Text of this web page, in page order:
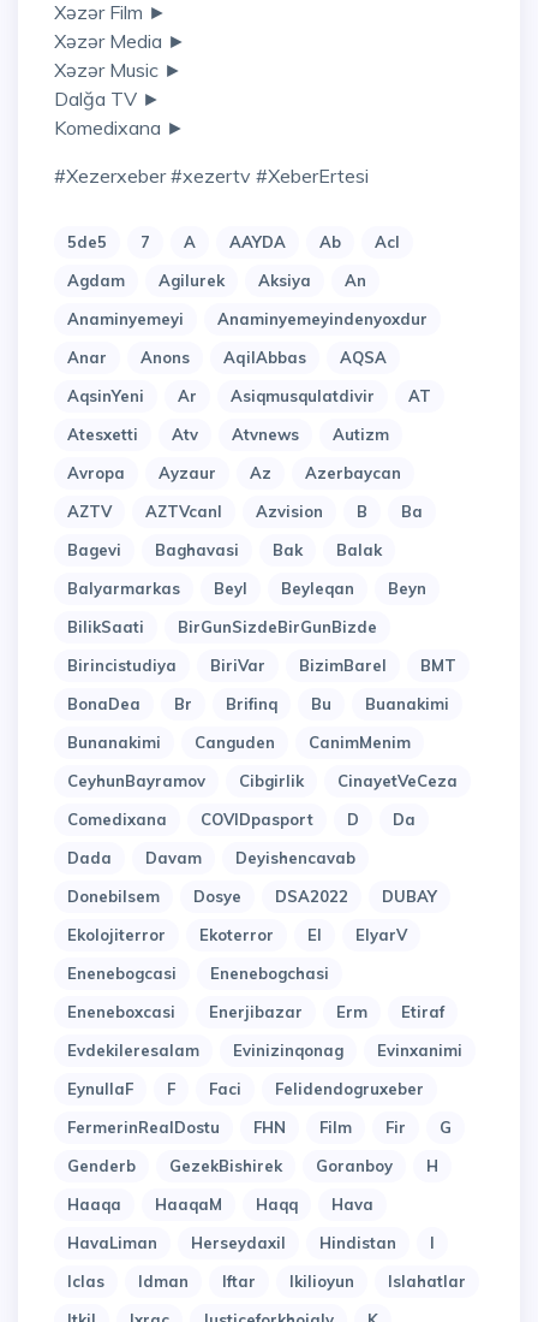
Xəzər Film ►
Xəzər Media ►
Xəzər Music ►
Dalğa TV ►
Komedixana ►
#xezerxeber #xezertv #XeberErtesi
5de5 7 A AAYDA Ab
Acl
Agdam
Agilurek Aksiya
An
Anaminyemeyi
Anaminyemeyindenyoxdur
Anar
Anons AqilAbbas
AQSA
AqsinYeni
Ar Asiqmusqulatdivir
AT
Atesxetti
Atv Atvnews
Autizm
Avropa
Ayzaur Az
Azerbaycan
AZTV
AZTVcanl Azvision B
Ba
Bagevi
Baghavasi Bak
Balak
Balyarmarkas
Beyl Beyleqan
Beyn
BilikSaati
BirGunSizdeBirGunBizde
Birincistudiya
BiriVar BizimBarel
BMT
BonaDea
Br Brifinq Bu
Buanakimi
Bunanakimi
Canguden
CanimMenim
CeyhunBayramov
Cibgirlik
CinayetVeCeza
Comedixana
COVIDpasport D
Da
Dada
Davam
Deyishencavab
Donebilsem
Dosye DSA2022
DUBAY
Ekolojiterror
Ekoterror El
ElyarV
Enenebogcasi
Enenebogchasi
Eneneboxcasi
Enerjibazar Erm
Etiraf
Evdekileresalam
Evinizinqonag
Evinxanimi
EynullaF
F Faci
Felidendogruxeber
FermerinRealDostu
FHN Film Fir
G
Genderb
GezekBishirek Goranboy
H
Haaqa
HaaqaM Haqq
Hava
HavaLiman
Herseydaxil Hindistan
I
Iclas
Idman Iftar Ikilioyun
Islahatlar